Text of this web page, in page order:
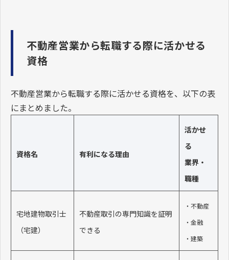
不動産営業から転職する際に活かせる
資格
不動産営業から転職する際に活かせる資格を、以下の表
にまとめました。
資格名 有利になる理由
活かせ
る
業界・
職種
宅地建物取引士
（宅建）
不動産取引の専門知識を証明
できる
・不動産
・金融
・建築